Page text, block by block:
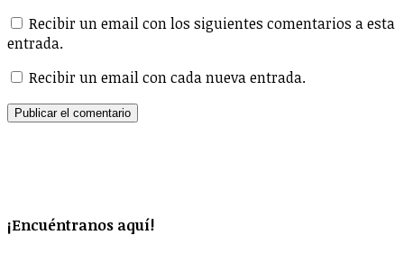
Recibir un email con los siguientes comentarios a esta
entrada.
Recibir un email con cada nueva entrada.
¡Encuéntranos aquí!